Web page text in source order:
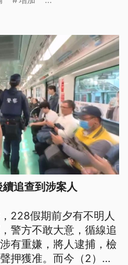
追查到涉案人
228假期前夕有不明人
警方不敢大意，循線追
有重嫌，將人逮捕，檢
押獲准。而今（2）日